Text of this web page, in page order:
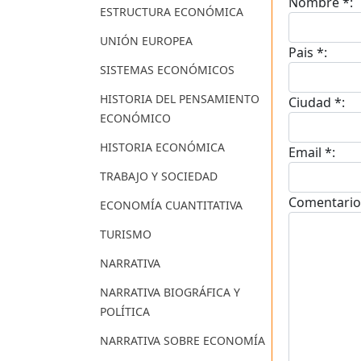
ESTRUCTURA ECONÓMICA
UNIÓN EUROPEA
SISTEMAS ECONÓMICOS
HISTORIA DEL PENSAMIENTO
ECONÓMICO
HISTORIA ECONÓMICA
TRABAJO Y SOCIEDAD
ECONOMÍA CUANTITATIVA
TURISMO
NARRATIVA
NARRATIVA BIOGRÁFICA Y
POLÍTICA
NARRATIVA SOBRE ECONOMÍA
Pais *:
Ciudad *:
Email *: